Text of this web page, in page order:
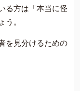
る方は「本当に怪
う。
を見分けるための